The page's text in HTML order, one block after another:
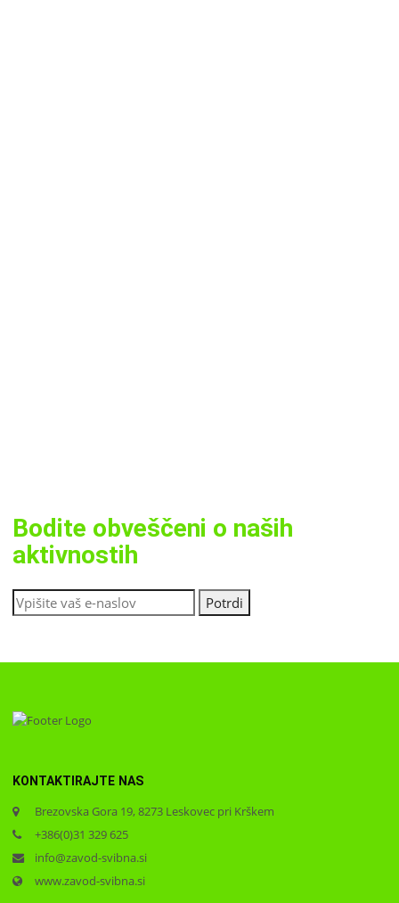
Bodite obveščeni o naših
aktivnostih
KONTAKTIRAJTE NAS
Brezovska Gora 19, 8273 Leskovec pri Krškem
+386(0)31 329 625
info@zavod-svibna.si
www.zavod-svibna.si